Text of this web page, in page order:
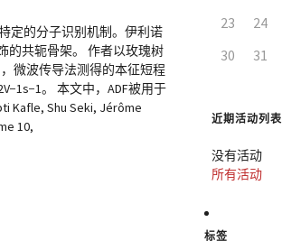
定的分子识别机制。伊利诺
的共轭骨架。 作者以玫瑰树
微波传导法测得的本征短程
。 本文中，ADF被用于
Kafle, Shu Seki, Jérôme
10,
23
24
30
31
近期活动列表
没有活动
所有活动
标签